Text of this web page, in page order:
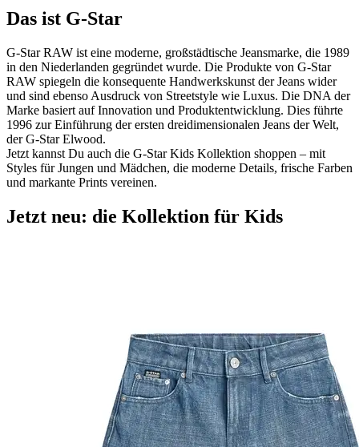
Das ist G-Star
G-Star RAW ist eine moderne, großstädtische Jeansmarke, die 1989
in den Niederlanden gegründet wurde. Die Produkte von G-Star
RAW spiegeln die konsequente Handwerkskunst der Jeans wider
und sind ebenso Ausdruck von Streetstyle wie Luxus. Die DNA der
Marke basiert auf Innovation und Produktentwicklung. Dies führte
1996 zur Einführung der ersten dreidimensionalen Jeans der Welt,
der G-Star Elwood.
Jetzt kannst Du auch die G-Star Kids Kollektion shoppen – mit
Styles für Jungen und Mädchen, die moderne Details, frische Farben
und markante Prints vereinen.
Jetzt neu: die Kollektion für Kids